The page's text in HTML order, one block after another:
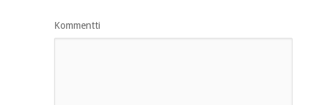
Kommentti